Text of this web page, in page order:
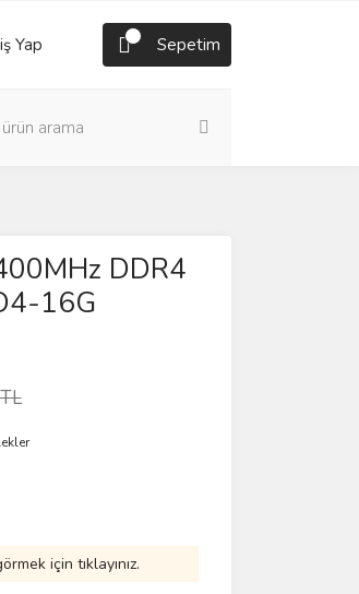
Yap Sepetim
DDR4
16G
için tıklayınız.